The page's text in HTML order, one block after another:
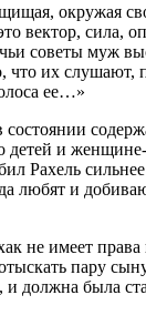
окружая
сила,
советы муж
что их слушают,
ее…»
и
Рахель
любят и
не имеет
пару
и должна была